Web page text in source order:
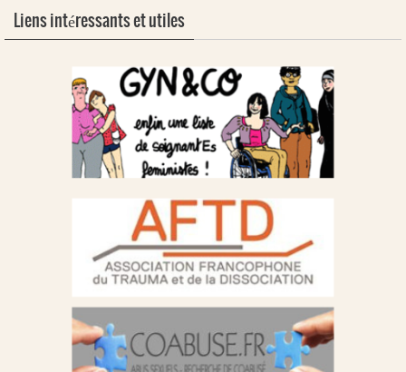
Liens intéressants et utiles